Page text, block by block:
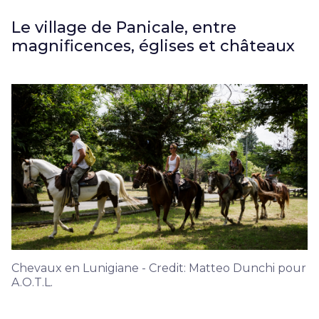
Le village de Panicale, entre
magnificences, églises et châteaux
Chevaux en Lunigiane - Credit: Matteo Dunchi pour
A.O.T.L.